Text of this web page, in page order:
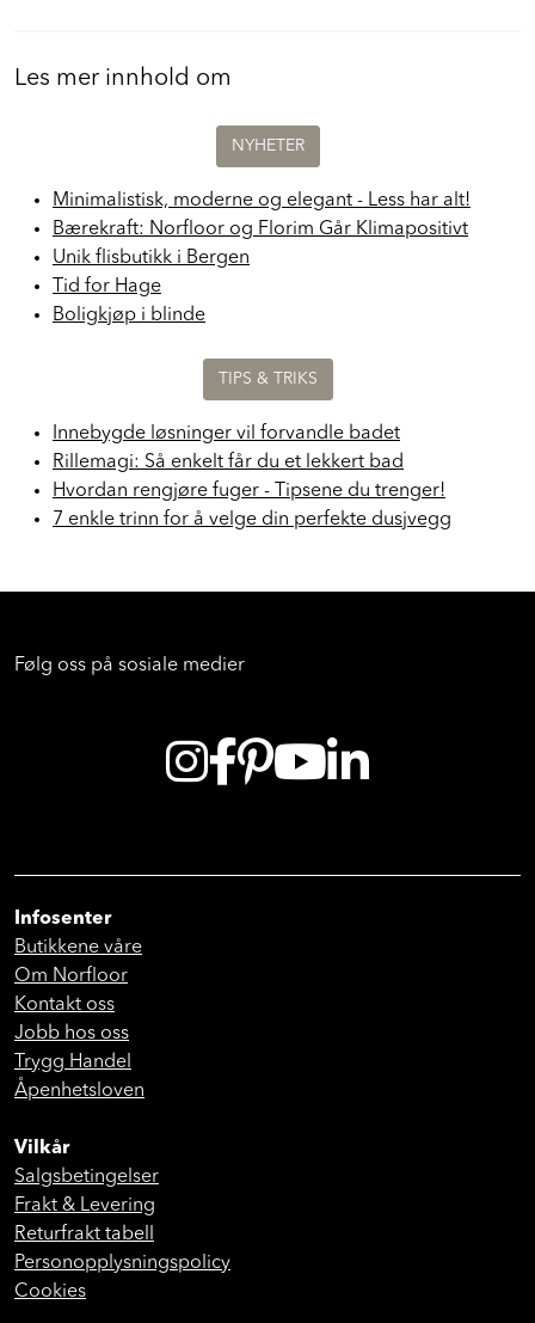
Les mer innhold om
NYHETER
Minimalistisk, moderne og elegant - Less har alt!
Bærekraft: Norfloor og Florim Går Klimapositivt
Unik flisbutikk i Bergen
Tid for Hage
Boligkjøp i blinde
TIPS & TRIKS
Innebygde løsninger vil forvandle badet
Rillemagi: Så enkelt får du et lekkert bad
Hvordan rengjøre fuger - Tipsene du trenger!
7 enkle trinn for å velge din perfekte dusjvegg
Følg oss på sosiale medier
Infosenter
Butikkene våre
Om Norfloor
Kontakt oss
Jobb hos oss
Trygg Handel
Åpenhetsloven
Vilkår
Salgsbetingelser
Frakt & Levering
Returfrakt tabell
Personopplysningspolicy
Cookies